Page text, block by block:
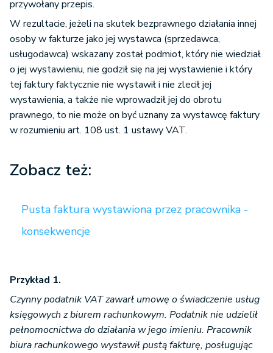
przywołany przepis.
W rezultacie, jeżeli na skutek bezprawnego działania innej
osoby w fakturze jako jej wystawca (sprzedawca,
usługodawca) wskazany został podmiot, który nie wiedział
o jej wystawieniu, nie godził się na jej wystawienie i który
tej faktury faktycznie nie wystawił i nie zlecił jej
wystawienia, a także nie wprowadził jej do obrotu
prawnego, to nie może on być uznany za wystawcę faktury
w rozumieniu art. 108 ust. 1 ustawy VAT.
Zobacz też:
Pusta faktura wystawiona przez pracownika -
konsekwencje
Przykład 1.
Czynny podatnik VAT zawarł umowę o świadczenie usług
księgowych z biurem rachunkowym. Podatnik nie udzielił
pełnomocnictwa do działania w jego imieniu. Pracownik
biura rachunkowego wystawił pustą fakturę, posługując